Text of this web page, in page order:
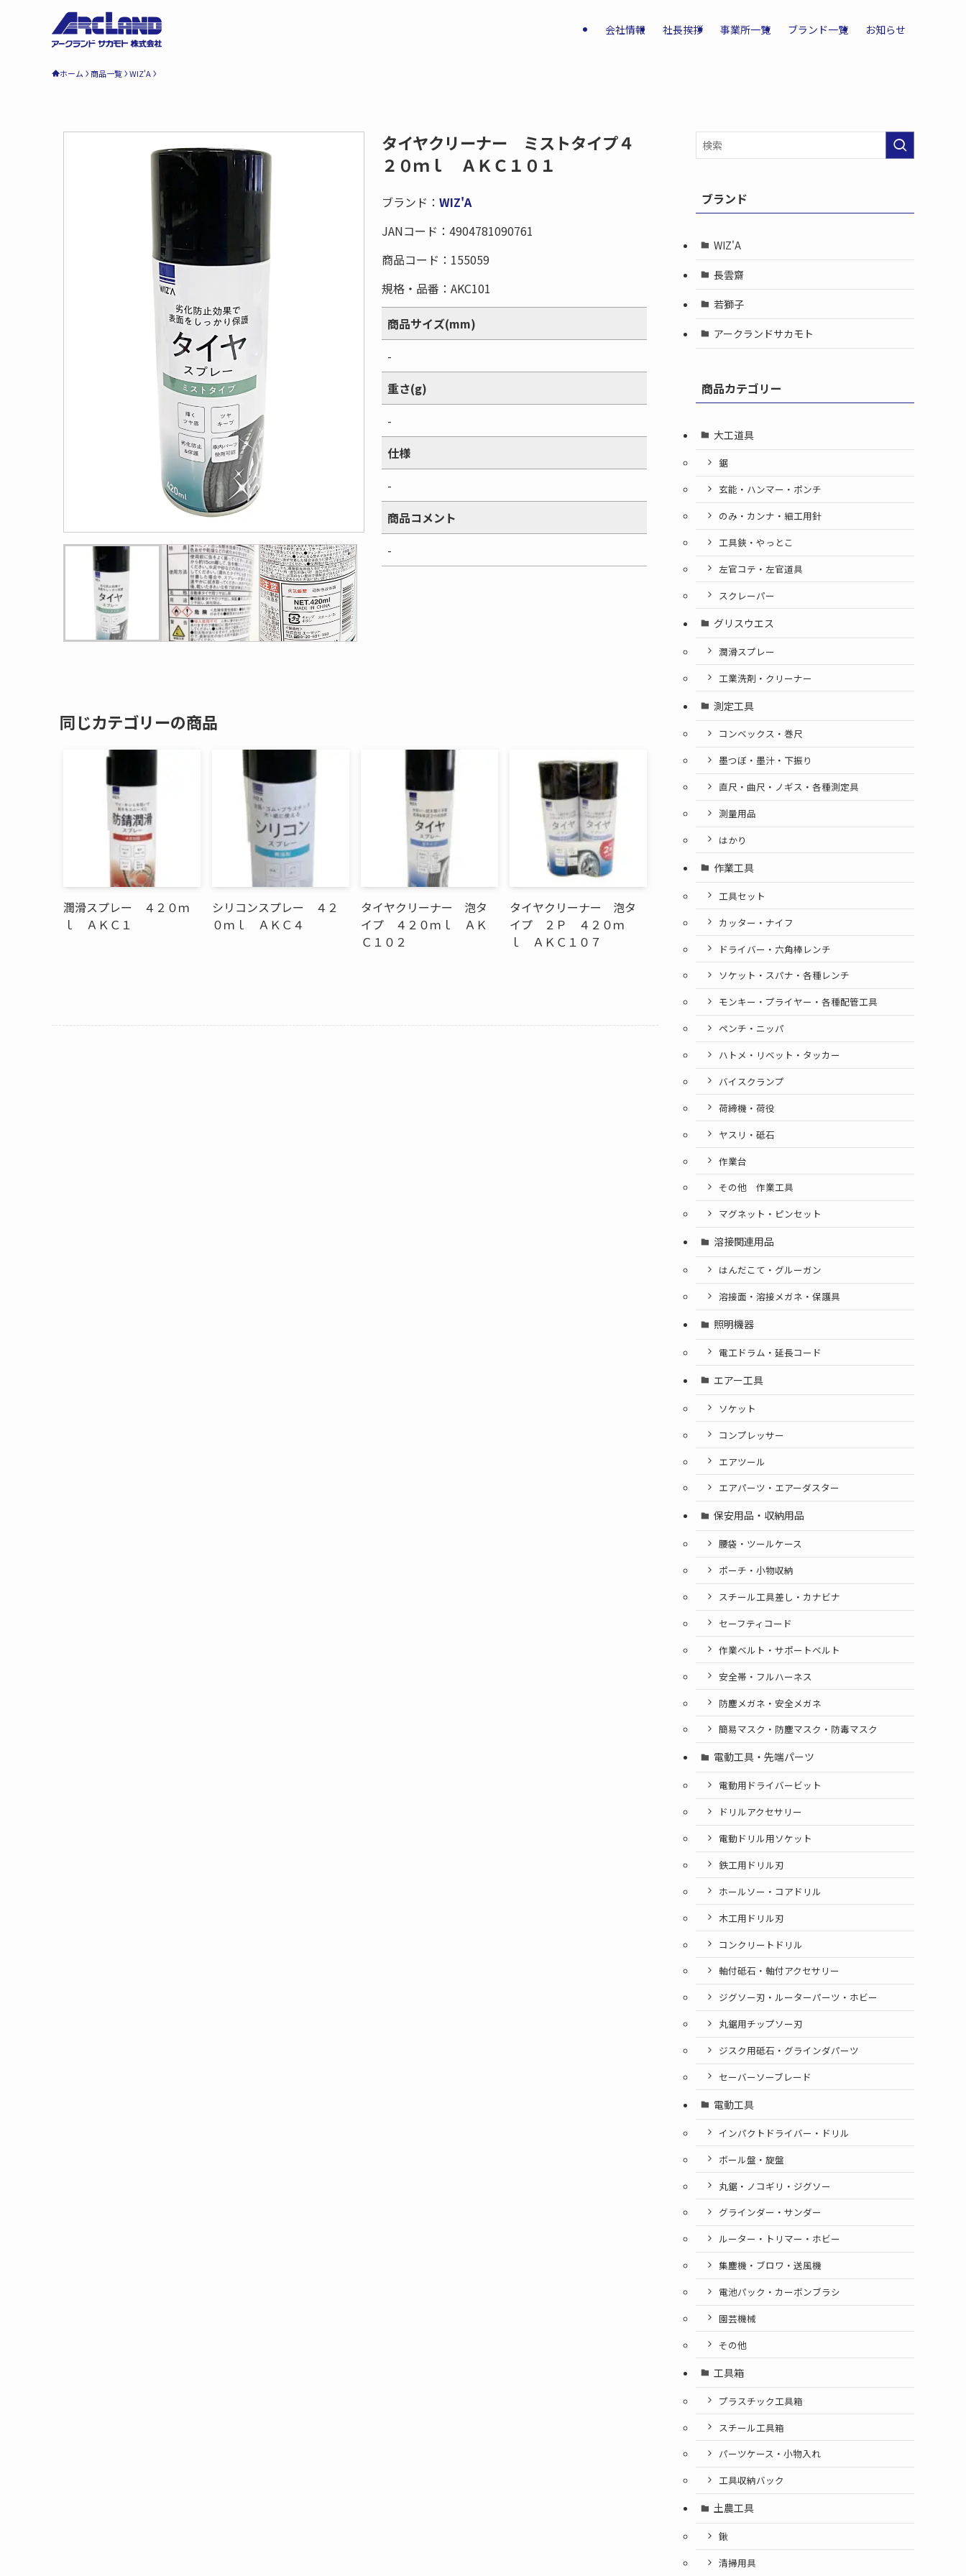
会社情報 社長挨拶 事業所一覧 ブランド一覧 お知らせ
ホーム 商品一覧 WIZ'A
タイヤクリーナー ミストタイプ４
２０ｍｌ ＡＫＣ１０１
ブランド：WIZ'A
JANコード：4904781090761
商品コード： 155059
規格・品番：AKC101
商品サイズ(mm)
-
重さ(g)
-
仕様
-
商品コメント
-
同じカテゴリーの商品
潤滑スプレー ４２０ｍ
ｌ ＡＫＣ１
シリコンスプレー ４２
０ｍｌ ＡＫＣ４
タイヤクリーナー 泡タ
イプ ４２０ｍｌ ＡＫ
Ｃ１０２
タイヤクリーナー 泡タ
イプ ２Ｐ ４２０ｍ
ｌ ＡＫＣ１０７
ブランド
WIZ'A
長雲齋
若獅子
アークランドサカモト
商品カテゴリー
大工道具
鋸
玄能・ハンマー・ポンチ
のみ・カンナ・細工用針
工具鋏・やっとこ
左官コテ・左官道具
スクレーパー
グリスウエス
潤滑スプレー
工業洗剤・クリーナー
測定工具
コンベックス・巻尺
墨つぼ・墨汁・下振り
直尺・曲尺・ノギス・各種測定具
測量用品
はかり
作業工具
工具セット
カッター・ナイフ
ドライバー・六角棒レンチ
ソケット・スパナ・各種レンチ
モンキー・プライヤー・各種配管工具
ペンチ・ニッパ
ハトメ・リベット・タッカー
バイスクランプ
荷締機・荷役
ヤスリ・砥石
作業台
その他 作業工具
マグネット・ピンセット
溶接関連用品
はんだこて・グルーガン
溶接面・溶接メガネ・保護具
照明機器
電工ドラム・延長コード
エアー工具
ソケット
コンプレッサー
エアツール
エアパーツ・エアーダスター
保安用品・収納用品
腰袋・ツールケース
ポーチ・小物収納
スチール工具差し・カナビナ
セーフティコード
作業ベルト・サポートベルト
安全帯・フルハーネス
防塵メガネ・安全メガネ
簡易マスク・防塵マスク・防毒マスク
電動工具・先端パーツ
電動用ドライバービット
ドリルアクセサリー
電動ドリル用ソケット
鉄工用ドリル刃
ホールソー・コアドリル
木工用ドリル刃
コンクリートドリル
軸付砥石・軸付アクセサリー
ジグソー刃・ルーターパーツ・ホビー
丸鋸用チップソー刃
ジスク用砥石・グラインダパーツ
セーバーソーブレード
電動工具
インパクトドライバー・ドリル
ボール盤・旋盤
丸鋸・ノコギリ・ジグソー
グラインダー・サンダー
ルーター・トリマー・ホビー
集塵機・ブロワ・送風機
電池パック・カーボンブラシ
園芸機械
その他
工具箱
プラスチック工具箱
スチール工具箱
パーツケース・小物入れ
工具収納バック
土農工具
鍬
清掃用具